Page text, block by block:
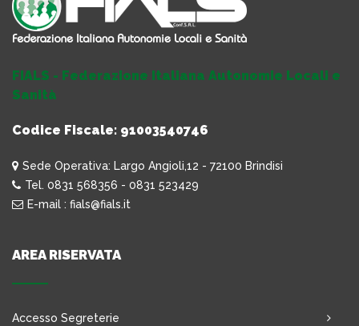
FIALS - Federazione Italiana Autonomie Locali e
Sanità
Codice Fiscale: 91003540746
Sede Operativa: Largo Angioli,12 - 72100 Brindisi
Tel. 0831 568356 - 0831 523429
E-mail : fials@fials.it
AREA RISERVATA
Accesso Segreterie